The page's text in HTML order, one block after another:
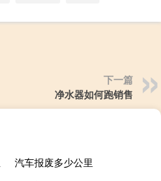
下一篇
净水器如何跑销售
汽车报废多少公里